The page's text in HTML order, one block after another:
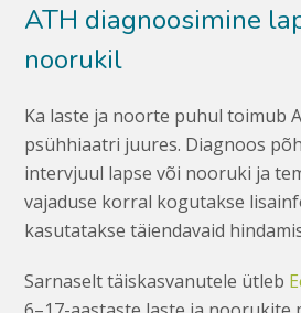
ATH diagnoosimine
noorukil
Ka laste ja noorte puhul toimub
psühhiaatri juures. Diagnoos
intervjuul lapse või nooruki ja
vajaduse korral kogutakse
kasutatakse täiendavaid
Sarnaselt täiskasvanutele ütleb